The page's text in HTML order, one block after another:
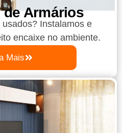
de Armários
Instalamos e
encaixe no ambiente.
Mais